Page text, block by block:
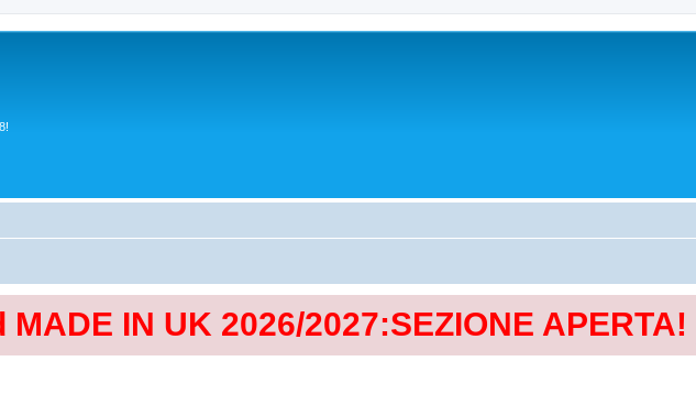
IN UK 2026/2027:SEZIONE APERTA!